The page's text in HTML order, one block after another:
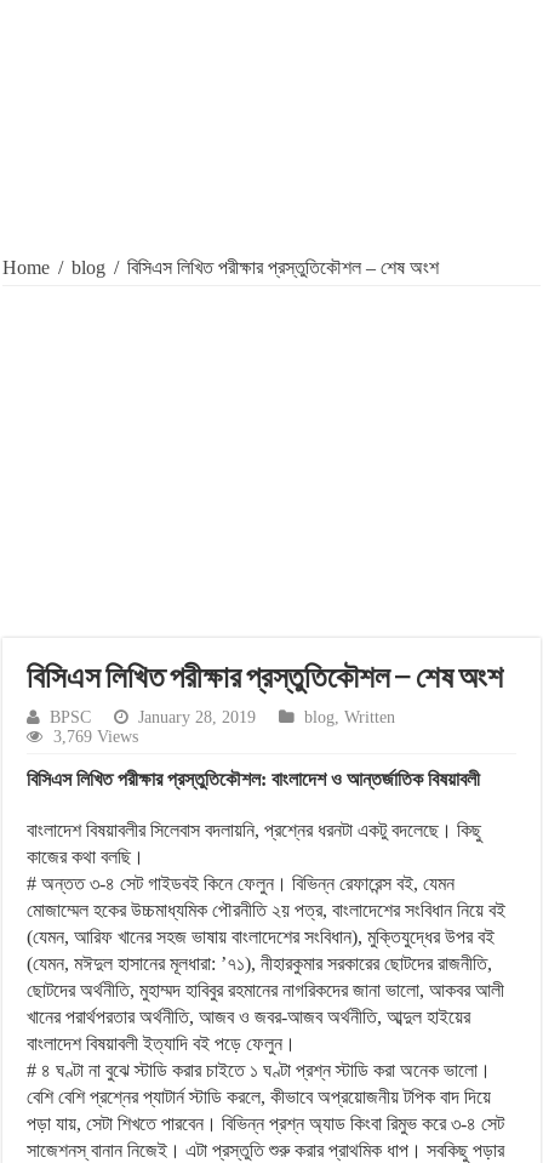
Home / blog / বিসিএস লিখিত পরীক্ষার প্রস্তুতিকৌশল – শেষ অংশ
বিসিএস লিখিত পরীক্ষার প্রস্তুতিকৌশল – শেষ অংশ
BPSC January 28, 2019 blog,Written
3,769 Views
বিসিএস লিখিত পরীক্ষার প্রস্তুতিকৌশল: বাংলাদেশ ও আন্তর্জাতিক বিষয়াবলী
বাংলাদেশ বিষয়াবলীর সিলেবাস বদলায়নি, প্রশ্নের ধরনটা একটু বদলেছে। কিছু
কাজের কথা বলছি।
# অন্তত ৩-৪ সেট গাইডবই কিনে ফেলুন। বিভিন্ন রেফারেন্স বই, যেমন
মোজাম্মেল হকের উচ্চমাধ্যমিক পৌরনীতি ২য় পত্র, বাংলাদেশের সংবিধান নিয়ে বই
(যেমন, আরিফ খানের সহজ ভাষায় বাংলাদেশের সংবিধান), মুক্তিযুদ্ধের উপর বই
(যেমন, মঈদুল হাসানের মূলধারা: ’৭১), নীহারকুমার সরকারের ছোটদের রাজনীতি,
ছোটদের অর্থনীতি, মুহাম্মদ হাবিবুর রহমানের নাগরিকদের জানা ভালো, আকবর আলী
খানের পরার্থপরতার অর্থনীতি, আজব ও জবর-আজব অর্থনীতি, আব্দুল হাইয়ের
বাংলাদেশ বিষয়াবলী ইত্যাদি বই পড়ে ফেলুন।
# ৪ ঘণ্টা না বুঝে স্টাডি করার চাইতে ১ ঘণ্টা প্রশ্ন স্টাডি করা অনেক ভালো।
বেশি বেশি প্রশ্নের প্যাটার্ন স্টাডি করলে, কীভাবে অপ্রয়োজনীয় টপিক বাদ দিয়ে
পড়া যায়, সেটা শিখতে পারবেন। বিভিন্ন প্রশ্ন অ্যাড কিংবা রিমুভ করে ৩-৪ সেট
সাজেশনস্ বানান নিজেই। এটা প্রস্তুতি শুরু করার প্রাথমিক ধাপ। সবকিছু পড়ার